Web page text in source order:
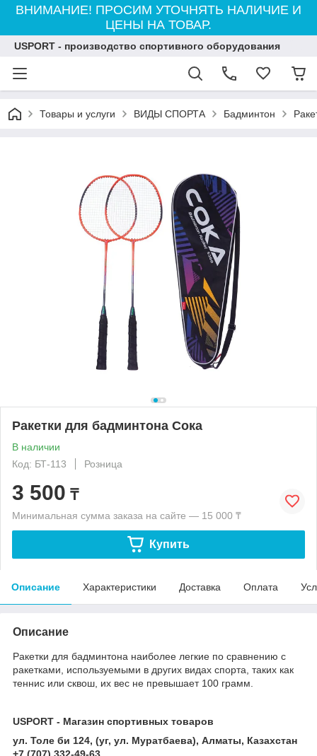
ВНИМАНИЕ! ПРОСИМ УТОЧНЯТЬ НАЛИЧИЕ И
ЦЕНЫ НА ТОВАР.
USPORT - производство спортивного оборудования
Товары и услуги ВИДЫ СПОРТА Бадминтон
Ракетки для бадминтона Coка
В наличии
Код: БТ-113
Розница
3 500 ₸
Минимальная сумма заказа на сайте — 15 000 ₸
Купить
Описание Характеристики Доставка Оплата
Описание
Ракетки для бадминтона наиболее легкие по сравнению с
ракетками, используемыми в других видах спорта, таких как
теннис или сквош, их вес не превышает 100 грамм.
USPORT - Магазин спортивных товаров
ул. Толе би 124, (уг, ул. Муратбаева), Алматы, Казахстан
+7 (707) 332-49-63